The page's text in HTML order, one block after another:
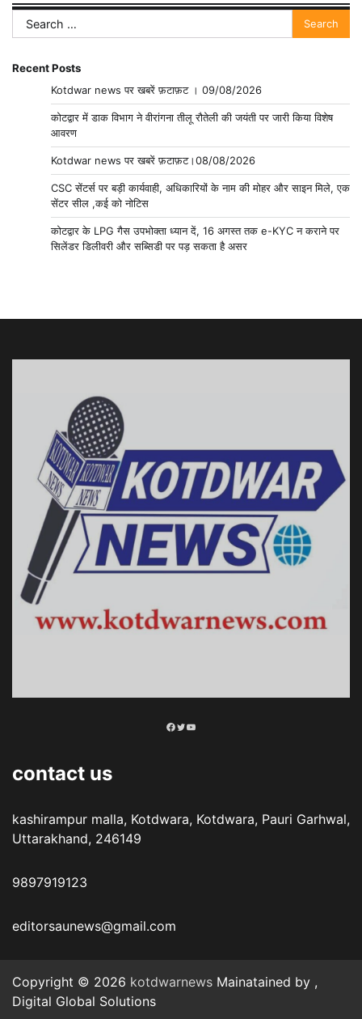
Search
for:
Recent Posts
Kotdwar news पर खबरें फ़टाफ़ट । 09/08/2026
कोटद्वार में डाक विभाग ने वीरांगना तीलू रौतेली की जयंती पर जारी किया विशेष
आवरण
Kotdwar news पर खबरें फ़टाफ़ट।08/08/2026
CSC सेंटर्स पर बड़ी कार्यवाही, अधिकारियों के नाम की मोहर और साइन मिले, एक
सेंटर सील ,कई को नोटिस
कोटद्वार के LPG गैस उपभोक्ता ध्यान दें, 16 अगस्त तक e-KYC न कराने पर
सिलेंडर डिलीवरी और सब्सिडी पर पड़ सकता है असर
Facebook
Twitter
YouTube
contact us
kashirampur malla, Kotdwara, Kotdwara, Pauri Garhwal,
Uttarakhand, 246149
9897919123
editorsaunews@gmail.com
Copyright © 2026 kotdwarnews Mainatained by ,
Digital Global Solutions